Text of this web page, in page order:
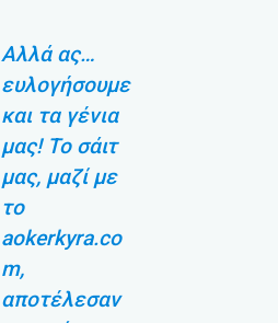
Αλλά ας…
ευλογήσουμε
και τα γένια
μας! Το σάιτ
μας, μαζί με
το
aokerkyra.co
m,
αποτέλεσαν